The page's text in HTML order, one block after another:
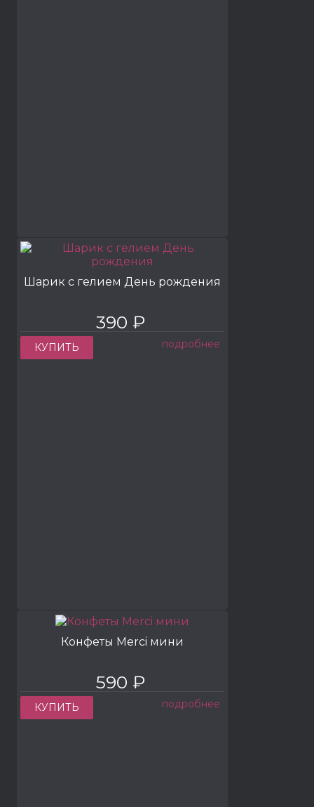
Шарик с гелием День рождения
390 ₽
КУПИТЬ подробнее
Конфеты Merci мини
590 ₽
КУПИТЬ подробнее